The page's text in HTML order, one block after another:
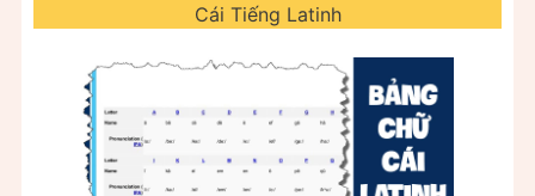
Cái Tiếng Latinh